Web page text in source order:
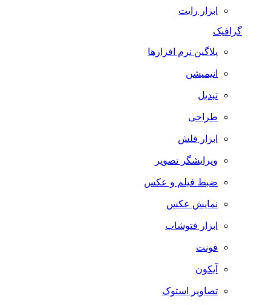
ابزار رایت
گرافیک
پلاگین نرم افزارها
انیمیشن
تبدیل
طراحی
ابزار فلش
ویرایشگر تصویر
ضبط فيلم و عكس
نمایش عکس
ابزار فتوشاپ
فونت
آیکون
تصاویر استوک